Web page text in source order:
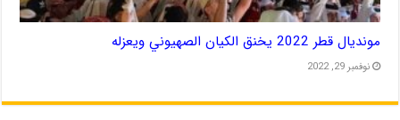
مونديال قطر 2022 يخنق الكيان الصهيوني ويعزله
نوفمبر 29, 2022